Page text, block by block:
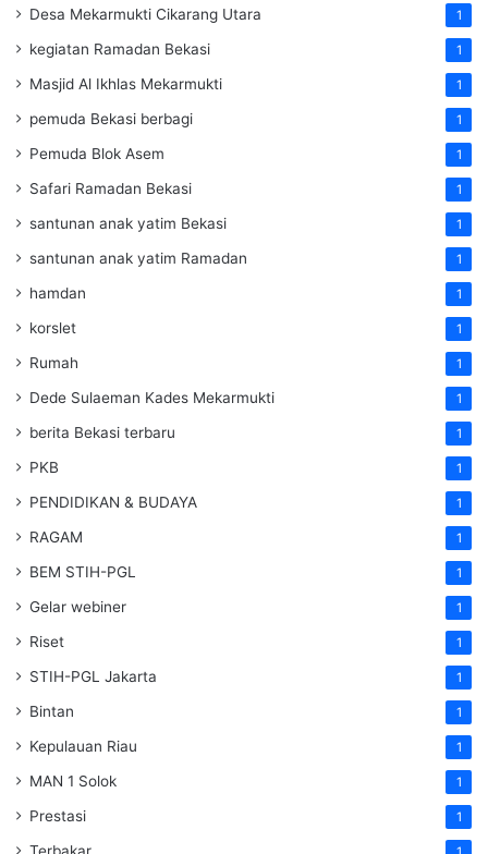
Desa Mekarmukti Cikarang Utara 1
kegiatan Ramadan Bekasi 1
Masjid Al Ikhlas Mekarmukti 1
pemuda Bekasi berbagi 1
Pemuda Blok Asem 1
Safari Ramadan Bekasi 1
santunan anak yatim Bekasi 1
santunan anak yatim Ramadan 1
hamdan 1
korslet 1
Rumah 1
Dede Sulaeman Kades Mekarmukti 1
berita Bekasi terbaru 1
PKB 1
PENDIDIKAN & BUDAYA 1
RAGAM 1
BEM STIH-PGL 1
Gelar webiner 1
Riset 1
STIH-PGL Jakarta 1
Bintan 1
Kepulauan Riau 1
MAN 1 Solok 1
Prestasi 1
Terbakar